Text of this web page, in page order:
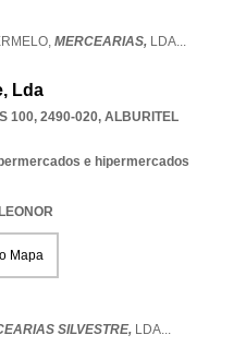
MERCEARIAS, LDA...
Lda
100, 2490-020, ALBURITEL
e hipermercados
Mapa
SILVESTRE, LDA...